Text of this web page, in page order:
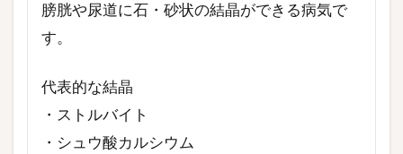
膀胱や尿道に石・砂状の結晶ができる病気で
す。
代表的な結晶
・ストルバイト
・シュウ酸カルシウム